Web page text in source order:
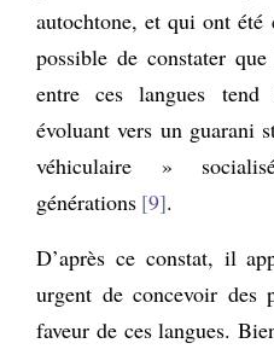
autochtone, et qui ont
possible de constater
entre ces langues tend
évoluant vers un guarani
véhiculaire »
générations 9 .
D’après ce constat, il
urgent de concevoir des
faveur de ces langues.